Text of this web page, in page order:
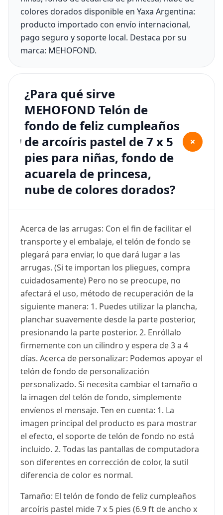
colores dorados disponible en Yaxa Argentina:
producto importado con envío internacional,
pago seguro y soporte local. Destaca por su
marca: MEHOFOND.
¿Para qué sirve
MEHOFOND Telón de
fondo de feliz cumpleaños
de arcoíris pastel de 7 x 5
pies para niñas, fondo de
acuarela de princesa,
nube de colores dorados?
+
Acerca de las arrugas: Con el fin de facilitar el
transporte y el embalaje, el telón de fondo se
plegará para enviar, lo que dará lugar a las
arrugas. (Si te importan los pliegues, compra
cuidadosamente) Pero no se preocupe, no
afectará el uso, método de recuperación de la
siguiente manera: 1. Puedes utilizar la plancha,
planchar suavemente desde la parte posterior,
presionando la parte posterior. 2. Enróllalo
firmemente con un cilindro y espera de 3 a 4
días. Acerca de personalizar: Podemos apoyar el
telón de fondo de personalización
personalizado. Si necesita cambiar el tamaño o
la imagen del telón de fondo, simplemente
envíenos el mensaje. Ten en cuenta: 1. La
imagen principal del producto es para mostrar
el efecto, el soporte de telón de fondo no está
incluido. 2. Todas las pantallas de computadora
son diferentes en corrección de color, la sutil
diferencia de color es normal.
Tamaño: El telón de fondo de feliz cumpleaños
arcoíris pastel mide 7 x 5 pies (6.9 ft de ancho x